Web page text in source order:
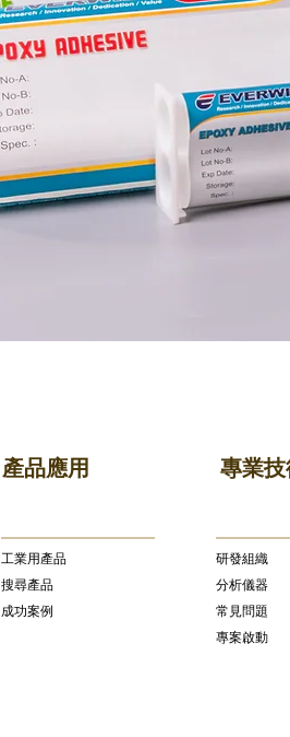
產品應用 專業
​工業用產品
搜尋產品
成功案例
研發組織
分析儀器
常見問題
專案啟動